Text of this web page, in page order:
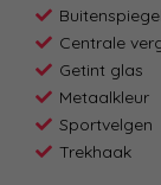
Centrale
Getint glas
Metaalkleur
Sportvelgen
Trekhaak